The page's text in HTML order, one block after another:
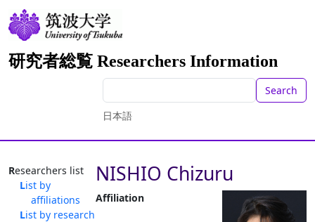
研究者総覧 Researchers Information
Search
日本語
Researchers list
List by
affiliations
List by research
NISHIO Chizuru
Affiliation